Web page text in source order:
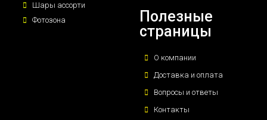
Шары ассорти
Фотозона
Полезные
страницы
О компании
Доставка и оплата
Вопросы и ответы
Контакты